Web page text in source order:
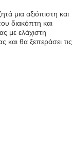
μια αξιόπιστη και
διακόπτη και
με ελάχιστη
και θα ξεπεράσει τις